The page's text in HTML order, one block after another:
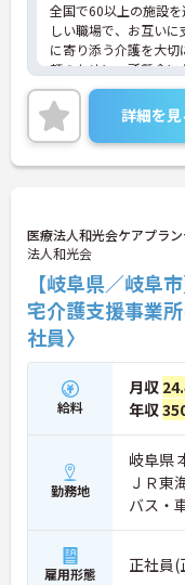
全国で60以上の施設
しい職場で、お互い
に寄り添う介護を大切
顔のために一所懸命
に勤務出来る方を歓迎
にされ、尊敬される社
と、未来の介護を一緒
求めています。年間
き、週休2日制でプラ
ュ手当、家族手当、
厚生が充実している
担での医療保険加入
マーカー検査など、健
す。入社後のオリエン
ップ研修、資格取得支
ているので安心してス
合い、刺激しあえる環
ませんか？ご興味の
ので、お気軽にお問
詳細を見
医療法人和光会ケアプラ
法人和光会
【岐阜県／岐
宅介護支援事業
社員〉
給料
月収
年収
勤務地
岐阜県
ＪＲ東
バス・
雇用形態 正社員(